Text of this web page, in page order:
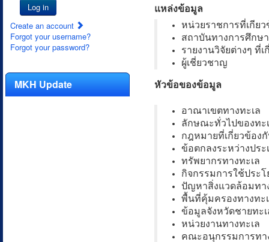
Log in
Create an account
Forgot your username?
Forgot your password?
MKH Update
แหล่งข้อมูล
หน่วยราชการที่เกียว
สถาบันทางการศึกษา
รายงานวิจัยต่างๆ ที่เ
ผู้เชี่ยวชาญ
หัวข้อของข้อมูล
อาณาเขตทางทะเล
ลักษณะทั่วไปของทะ
กฎหมายที่เกี่ยวข้องกั
ข้อตกลงระหว่างประ
ทรัพยากรทางทะเล
กิจกรรมการใช้ประ
ปัญหาสิ่งแวดล้อมทา
พื้นที่คุ้มครองทางทะ
ข้อมูลจังหวัดชายทะ
หน่วยงานทางทะเล
คณะอนุกรรมการทา